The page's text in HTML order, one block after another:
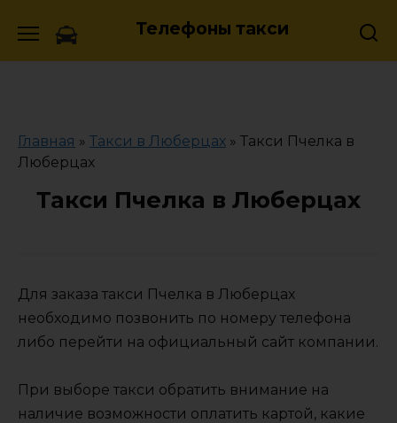
Телефоны такси
Главная » Такси в Люберцах » Такси Пчелка в
Люберцах
Такси Пчелка в Люберцах
Для заказа такси Пчелка в Люберцах
необходимо позвонить по номеру телефона
либо перейти на официальный сайт компании.
При выборе такси обратить внимание на
наличие возможности оплатить картой, какие